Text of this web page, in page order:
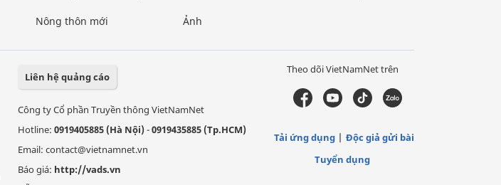
Nông thôn mới Ảnh
Liên hệ quảng cáo
Công ty Cổ phần Truyền thông VietNamNet
Hotline: 0919405885 (Hà Nội)-0919435885 (Tp.HCM)
Email: contact@vietnamnet.vn
Báo giá: http://vads.vn
Theo dõi VietNamNet trên
Tải ứng dụng
Độc giả gửi bài
Tuyển dụng